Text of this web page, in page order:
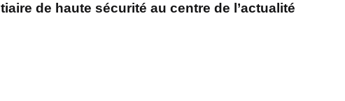
de haute sécurité au centre de l’actualité